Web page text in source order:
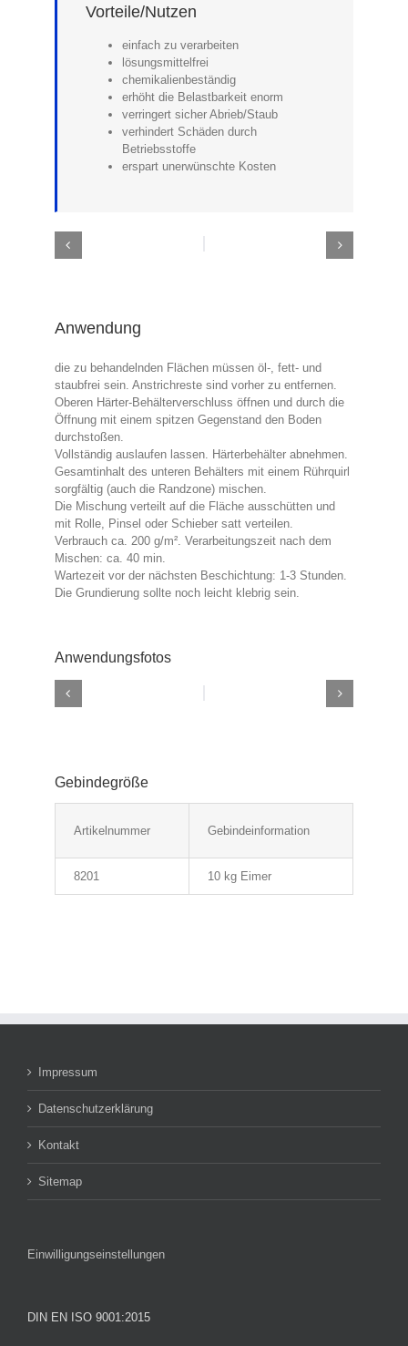
Vorteile/Nutzen
einfach zu verarbeiten
lösungsmittelfrei
chemikalienbeständig
erhöht die Belastbarkeit enorm
verringert sicher Abrieb/Staub
verhindert Schäden durch
Betriebsstoffe
erspart unerwünschte Kosten
Anwendung
die zu behandelnden Flächen müssen öl-, fett- und
staubfrei sein. Anstrichreste sind vorher zu entfernen.
Oberen Härter-Behälterverschluss öffnen und durch die
Öffnung mit einem spitzen Gegenstand den Boden
durchstoßen.
Vollständig auslaufen lassen. Härterbehälter abnehmen.
Gesamtinhalt des unteren Behälters mit einem Rührquirl
sorgfältig (auch die Randzone) mischen.
Die Mischung verteilt auf die Fläche ausschütten und
mit Rolle, Pinsel oder Schieber satt verteilen.
Verbrauch ca. 200 g/m². Verarbeitungszeit nach dem
Mischen: ca. 40 min.
Wartezeit vor der nächsten Beschichtung: 1-3 Stunden.
Die Grundierung sollte noch leicht klebrig sein.
Anwendungsfotos
Gebindegröße
Artikelnummer Gebindeinformation
8201 10 kg Eimer
Impressum
Datenschutzerklärung
Kontakt
Sitemap
Einwilligungseinstellungen
DIN EN ISO 9001:2015